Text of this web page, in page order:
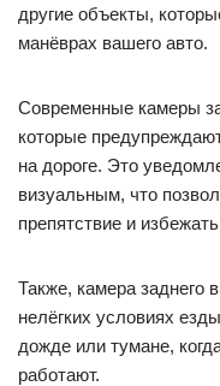
другие объекты,
манёврах вашего авто.
Современные камеры
которые
на дороге. Это
визуальным, что
препятствие и
Также, камера заднего
нелёгких условиях
дожде или тумане,
работают.